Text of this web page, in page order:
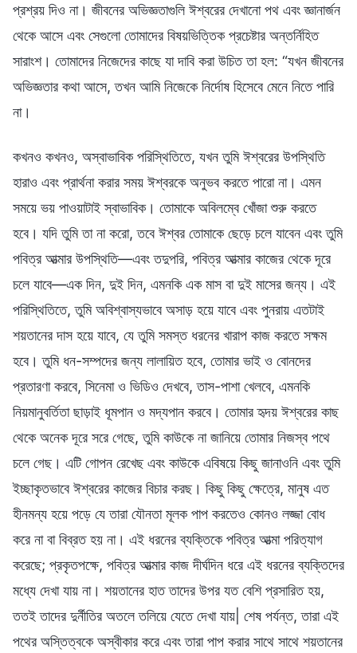
প্রশ্রয় দিও না। জীবনের অভিজ্ঞতাগুলি ঈশ্বরের দেখানো পথ এবং জ্ঞানার্জন
থেকে আসে এবং সেগুলো তোমাদের বিষয়ভিত্তিক প্রচেষ্টার অন্তর্নিহিত
সারাংশ। তোমাদের নিজেদের কাছে যা দাবি করা উচিত তা হল: “যখন জীবনের
অভিজ্ঞতার কথা আসে, তখন আমি নিজেকে নির্দোষ হিসেবে মেনে নিতে পারি
না।
কখনও কখনও, অস্বাভাবিক পরিস্থিতিতে, যখন তুমি ঈশ্বরের উপস্থিতি
হারাও এবং প্রার্থনা করার সময় ঈশ্বরকে অনুভব করতে পারো না। এমন
সময়ে ভয় পাওয়াটাই স্বাভাবিক। তোমাকে অবিলম্বে খোঁজা শুরু করতে
হবে। যদি তুমি তা না করো, তবে ঈশ্বর তোমাকে ছেড়ে চলে যাবেন এবং তুমি
পবিত্র আত্মার উপস্থিতি—এবং তদুপরি, পবিত্র আত্মার কাজের থেকে দূরে
চলে যাবে—এক দিন, দুই দিন, এমনকি এক মাস বা দুই মাসের জন্য। এই
পরিস্থিতিতে, তুমি অবিশ্বাস্যভাবে অসাড় হয়ে যাবে এবং পুনরায় এতটাই
শয়তানের দাস হয়ে যাবে, যে তুমি সমস্ত ধরনের খারাপ কাজ করতে সক্ষম
হবে। তুমি ধন-সম্পদের জন্য লালায়িত হবে, তোমার ভাই ও বোনদের
প্রতারণা করবে, সিনেমা ও ভিডিও দেখবে, তাস-পাশা খেলবে, এমনকি
নিয়মানুবর্তিতা ছাড়াই ধূমপান ও মদ্যপান করবে। তোমার হৃদয় ঈশ্বরের কাছ
থেকে অনেক দূরে সরে গেছে, তুমি কাউকে না জানিয়ে তোমার নিজস্ব পথে
চলে গেছ। এটি গোপন রেখেছ এবং কাউকে এবিষয়ে কিছু জানাওনি এবং তুমি
ইচ্ছাকৃতভাবে ঈশ্বরের কাজের বিচার করছ। কিছু কিছু ক্ষেত্রে, মানুষ এত
হীনমন্য হয়ে পড়ে যে তারা যৌনতা মূলক পাপ করতেও কোনও লজ্জা বোধ
করে না বা বিব্রত হয় না। এই ধরনের ব্যক্তিকে পবিত্র আত্মা পরিত্যাগ
করেছে; প্রকৃতপক্ষে, পবিত্র আত্মার কাজ দীর্ঘদিন ধরে এই ধরনের ব্যক্তিদের
মধ্যে দেখা যায় না। শয়তানের হাত তাদের উপর যত বেশি প্রসারিত হয়,
ততই তাদের দুর্নীতির অতলে তলিয়ে যেতে দেখা যায়| শেষ পর্যন্ত, তারা এই
পথের অস্তিত্বকে অস্বীকার করে এবং তারা পাপ করার সাথে সাথে শয়তানের